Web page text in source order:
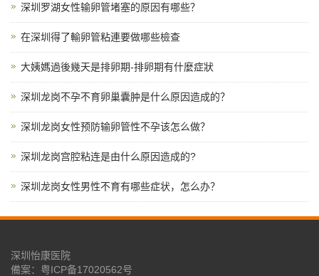
深圳罗湖女性输卵管堵塞的原因有哪些？
在深圳得了輸卵管粘連要做哪些檢查
大姨媽過後幾天是排卵期-排卵期有什麼症狀
深圳龙岗不孕不育卵巢囊肿是什么原因造成的？
深圳龙岗女性预防输卵管性不孕该怎么做？
深圳龙岗宫腔粘连是由什么原因造成的?
深圳龙岗女性男性不育有哪些症状，怎么办？
深圳怡康医院
備案： 粤ICP备17020562号